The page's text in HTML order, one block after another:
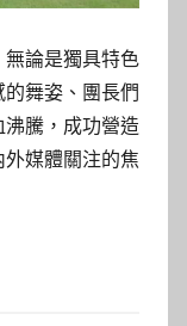
論是獨具特色
舞姿、團長們
騰，成功營造
媒體關注的焦